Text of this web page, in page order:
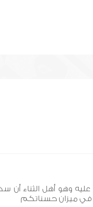
وهو أهل الثناء أن
في ميزان حسناتكم